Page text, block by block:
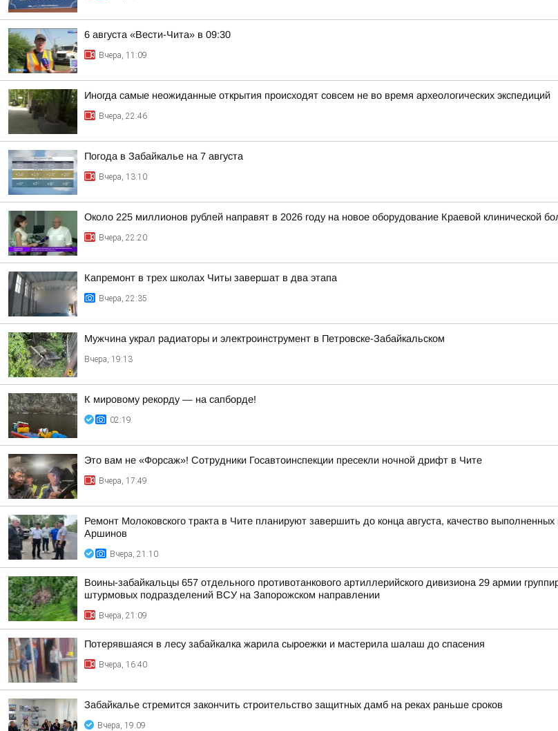
6 августа «Вести-Чита» в 09:30
Вчера, 11:09
Иногда самые неожиданные открытия происходят совсем не во время археологических экспедиций
Вчера, 22:46
Погода в Забайкалье на 7 августа
Вчера, 13:10
Около 225 миллионов рублей направят в 2026 году на новое оборудование Краевой клинической
Вчера, 22:20
Капремонт в трех школах Читы завершат в два этапа
Вчера, 22:35
Мужчина украл радиаторы и электроинструмент в Петровске-Забайкальском
Вчера, 19:13
К мировому рекорду — на сапборде!
02:19
Это вам не «Форсаж»! Сотрудники Госавтоинспекции пресекли ночной дрифт в Чите
Вчера, 17:49
Ремонт Молоковского тракта в Чите планируют завершить до конца августа, качество
Аршинов
Вчера, 21:10
Воины-забайкальцы 657 отдельного противотанкового артиллерийского дивизиона 29 армии
штурмовых подразделений ВСУ на Запорожском направлении
Вчера, 21:09
Потерявшаяся в лесу забайкалка жарила сыроежки и мастерила шалаш до спасения
Вчера, 16:40
Забайкалье стремится закончить строительство защитных дамб на реках раньше сроков
Вчера, 19:09